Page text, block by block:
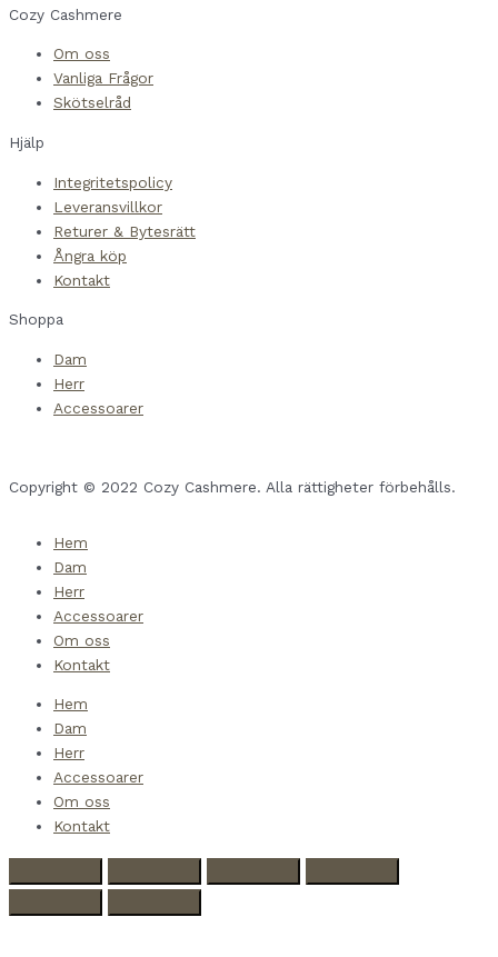
Cozy Cashmere
Om oss
Vanliga Frågor
Skötselråd
Hjälp
Integritetspolicy
Leveransvillkor
Returer & Bytesrätt
Ångra köp
Kontakt
Shoppa
Dam
Herr
Accessoarer
Copyright © 2022 Cozy Cashmere. Alla rättigheter förbehålls.
Hem
Dam
Herr
Accessoarer
Om oss
Kontakt
Hem
Dam
Herr
Accessoarer
Om oss
Kontakt